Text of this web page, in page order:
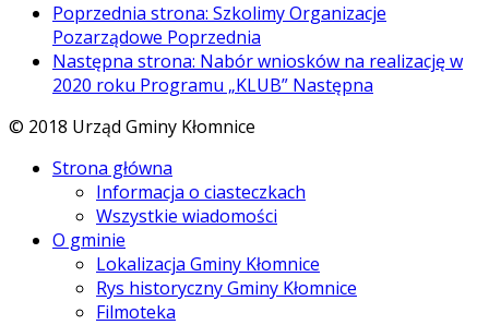
Poprzednia strona: Szkolimy Organizacje
Pozarządowe Poprzednia
Następna strona: Nabór wniosków na realizację w
2020 roku Programu „KLUB” Następna
© 2018 Urząd Gminy Kłomnice
Strona główna
Informacja o ciasteczkach
Wszystkie wiadomości
O gminie
Lokalizacja Gminy Kłomnice
Rys historyczny Gminy Kłomnice
Filmoteka